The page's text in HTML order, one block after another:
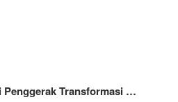
Penggerak Transformasi …